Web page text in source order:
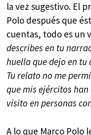
la vez sugestivo. El
Polo después que
cuentas, todo es un
describes en tu
huella que dejo en tu
Tu relato no me
que mis ejércitos
visito en personas
A lo que Marco Polo